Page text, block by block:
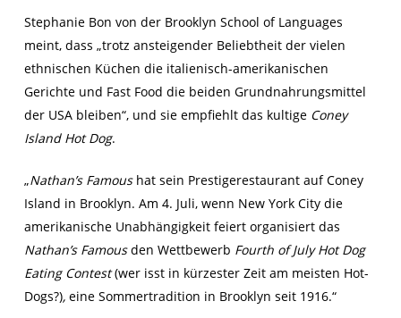
Stephanie Bon von der Brooklyn School of Languages
meint, dass „trotz ansteigender Beliebtheit der vielen
ethnischen Küchen die italienisch-amerikanischen
Gerichte und Fast Food die beiden Grundnahrungsmittel
der USA bleiben“, und sie empfiehlt das kultige Coney
Island Hot Dog.
„Nathan’s Famoushat sein Prestigerestaurant auf Coney
Island in Brooklyn. Am 4. Juli, wenn New York City die
amerikanische Unabhängigkeit feiert organisiert das
Nathan’s Famousden Wettbewerb Fourth of July Hot Dog
Eating Contest(wer isst in kürzester Zeit am meisten Hot-
Dogs?), eine Sommertradition in Brooklyn seit 1916.“